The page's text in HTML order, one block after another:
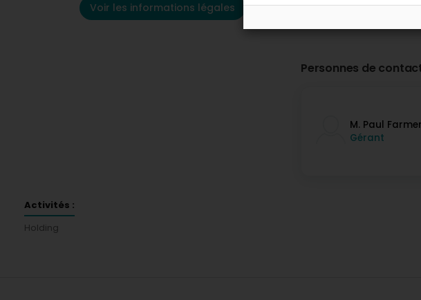
Voir les informations légales
Personnes de
M. Paul Farmer
Gérant
Activités :
Holding